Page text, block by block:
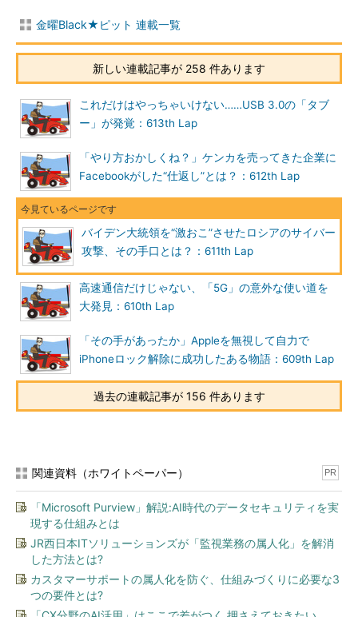
金曜Black★ピット 連載一覧
新しい連載記事が 258 件あります
これだけはやっちゃいけない……USB 3.0の「タブ
ー」が発覚：613th Lap
「やり方おかしくね？」ケンカを売ってきた企業に
Facebookがした“仕返し”とは？：612th Lap
バイデン大統領を“激おこ”させたロシアのサイバー
攻撃、その手口とは？：611th Lap
高速通信だけじゃない、「5G」の意外な使い道を
大発見：610th Lap
「その手があったか」Appleを無視して自力で
iPhoneロック解除に成功したある物語：609th Lap
過去の連載記事が 156 件あります
関連資料（ホワイトペーパー） PR
「Microsoft Purview」解説:AI時代のデータセキュリティを実
現する仕組みとは
JR西日本ITソリューションズが「監視業務の属人化」を解消
した方法とは?
カスタマーサポートの属人化を防ぐ、仕組みづくりに必要な3
つの要件とは?